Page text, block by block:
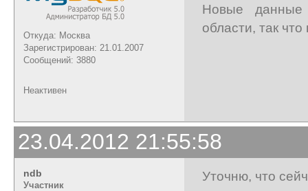
Откуда: Москва
Зарегистрирован: 21.01.2007
Сообщений: 3880
Новые данные
области, так
Неактивен
23.04.2012 21:55:58
ndb
Участник
Уточню, что